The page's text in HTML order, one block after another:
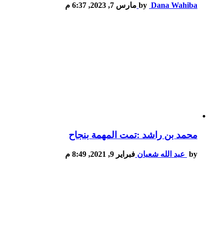
by Dana Wahiba مارس 7, 2023, 6:37 م
محمد بن راشد :تمت المهمة بنجاح
by عبد الله شعبان فبراير 9, 2021, 8:49 م